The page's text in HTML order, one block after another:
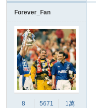
Forever_Fan
8
5671
1萬